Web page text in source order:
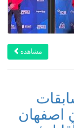
مشاهده
اصفهان